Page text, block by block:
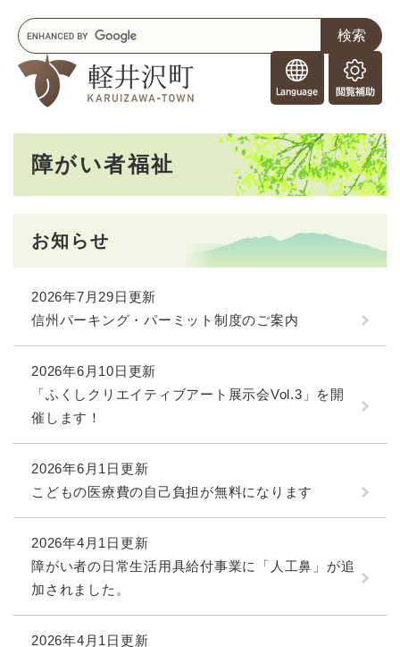
o
r
e
i
r
閲
覧
助
キ
ー
ワ
障がい者福祉
お知らせ
2026年7月29日更新
信州パーキング・パーミット制度のご案内
2026年6月10日更新
「ふくしクリエイティブアート展示会Vol.3」を開
催します！
2026年6月1日更新
こどもの医療費の自己負担が無料になります
2026年4月1日更新
障がい者の日常生活用具給付事業に「人工鼻」が追
加されました。
2026年4月1日更新